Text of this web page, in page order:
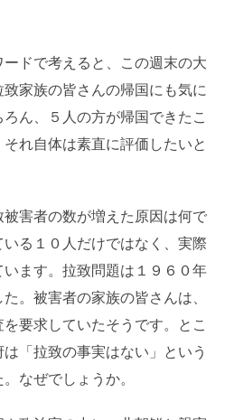
ードで考えると、この週末の大
家族の皆さんの帰国にも気に
ん、５人の方が帰国できたこ
れ自体は素直に評価したいと
害者の数が増えた原因は何で
る１０人だけではなく、実際
ます。拉致問題は１９６０年
。被害者の家族の皆さんは、
要求していたそうです。とこ
「拉致の事実はない」という
なぜでしょうか。